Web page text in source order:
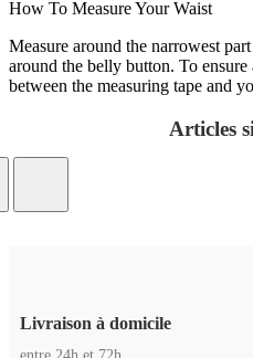
How To Measure Your Waist
Measure around the narrowest
around the belly button. To
between the measuring tape and
Articles
Livraison à domicile